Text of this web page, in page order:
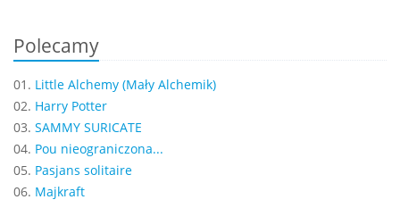
Polecamy
01. Little Alchemy (Mały Alchemik)
02. Harry Potter
03. SAMMY SURICATE
04. Pou nieograniczona...
05. Pasjans solitaire
06. Majkraft